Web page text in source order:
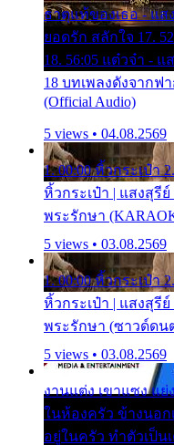
ธาตุแท้ของเธอ - แส
ยอดรัก สลักใจ 17.
18. 56:05 แต๋วจ๋า - แ
18 บทเพลงดังจากฟ
(Official Audio)
5 views • 04.08.2569
1. 00:00 หิ้วกระเป๋า
หิ้วกระเป๋า | แสงสุรี
พระรักษา
5 views • 03.08.2569
1. 00:00 หิ้วกระเป๋า
หิ้วกระเป๋า | แสงสุรี
พระรักษา (ซาวด์ดน
5 views • 03.08.2569
งานแต่ง เขาแซง แ
ในห้องครัว ข้างนอก
อยู่ในครัว ทำตัวเป็น